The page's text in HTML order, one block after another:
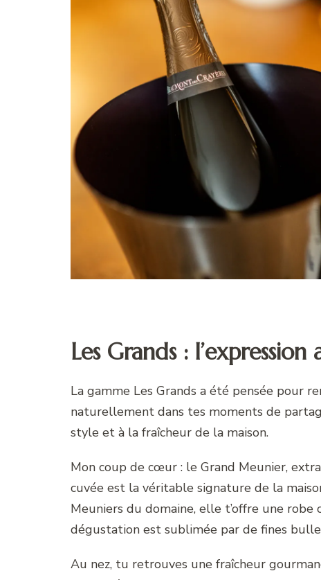
Les Grands :
La gamme Les Grands a été pensée pour
naturellement dans tes moments de
style et à la fraîcheur de la maison.
Mon coup de cœur : le Grand Meunier,
cuvée est la véritable signature de la
Meuniers du domaine, elle t’offre une
dégustation est sublimée par de fines
Au nez, tu retrouves une fraîcheur